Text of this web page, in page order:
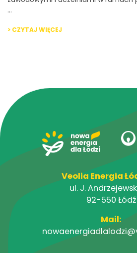
...
> CZYTAJ WIĘCEJ
Veolia Energia
ul. J.
92-550 Łódź
Mail: